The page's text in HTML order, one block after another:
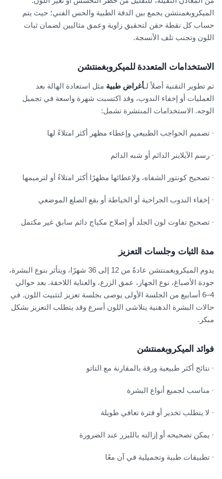
الميكروبغمنتشن يجمع بين الدقة الطبية والحس الفني؛ حيث يتم
حساب كل نقطة حقن لتحقيق زاوية وعمق مثاليين لضمان ثبات
اللون وتجنب تلف الأنسجة.
الاستخدامات المتعددة للميكروبغمنتشن
تم تطوير التقنية أصلاً لـأغراض طبية مثل استعادة الهالة بعد
العمليات أو إخفاء الندوب، وقد اكتسبت شهرة واسعة في تجميل
الوجه. الاستخدامات المنتشرة تشمل:
· تصميم الحواجب الطبيعي وإعطاء مظهر أكثر امتلاءً لها
· رسم الآيلاينر الدائم أو شبه الدائم
· تصحيح كونتور الشفاه، ولإعطائها مظهرًا أكثر امتلاءً أو لترميمها
· إخفاء الندوب الجراحية أو الخياطة أو بقع الصلع الموضعي
· تصحيح تفاوت لون الجلد أو إصلاح مكياج دائم سابق غير مكتمل
مدة الثبات وجلسات التعزيز
يدوم الميكروبغمنتشن عادةً من 12 إلى 36 شهرًا، ويتأثر بنوع البشرة،
جودة الأصباغ، نوع الجهاز، عمق الزرع، والعناية اللاحقة. بعد حوالي
4–6 أسابيع من الجلسة الأولى يوصى بجلسة تعزيز لتثبيت اللون. في
حالات البشرة الدهنية يتلاشى اللون أسرع وقد يتطلب التعزيز بشكل
مبكر.
فوائد الميكروبغمنتشن
· نتائج أكثر طبيعية ورقة بالمقارنة مع التاتو
· مناسب لجميع أنواع البشرة
· لا يتطلب تخدير أو فترة تعافي طويلة
· يمكن تصحيحه أو إزالته بالليزر عند الضرورة
· تطبيقات طبية وتجميلية في آن معًا